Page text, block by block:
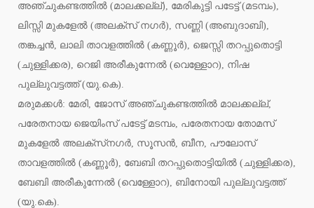
അഞ്ചുകണ്ടത്തില്‍ (മാലക്കല്ല്), മേരികുട്ടി പടേട്ട് (മടമ്പം),
ലിസ്സി മുകളേല്‍ (അലക്‌സ് നഗര്‍), സണ്ണി (അബുദാബി),
തങ്കച്ചന്‍, ലാലി താവളത്തില്‍ (കണ്ണൂര്‍), ജെസ്സി തറപ്പുതൊട്ടി
(ചുള്ളിക്കര), റെജി അരീകുന്നേല്‍ (വെള്ളോറ), നിഷ
പുല്ലുവട്ടത്ത് (യു.കെ).
മരുമക്കള്‍: മേരി, ജോസ് അഞ്ചുകണ്ടത്തില്‍ മാലക്കല്ല്,
പരേതനായ ജെയിംസ് പടേട്ട് മടമ്പം, പരേതനായ തോമസ്
മുകളേല്‍ അലക്‌സ്‌നഗര്‍, സൂസന്‍, ബീന, പൗലോസ്
താവളത്തില്‍ (കണ്ണൂര്‍), ബേബി തറപ്പുതൊട്ടിയില്‍ (ചുള്ളിക്കര),
ബേബി അരീകുന്നേല്‍ (വെള്ളോറ), ബിനോയി പുല്ലുവട്ടത്ത്
(യു.കെ).